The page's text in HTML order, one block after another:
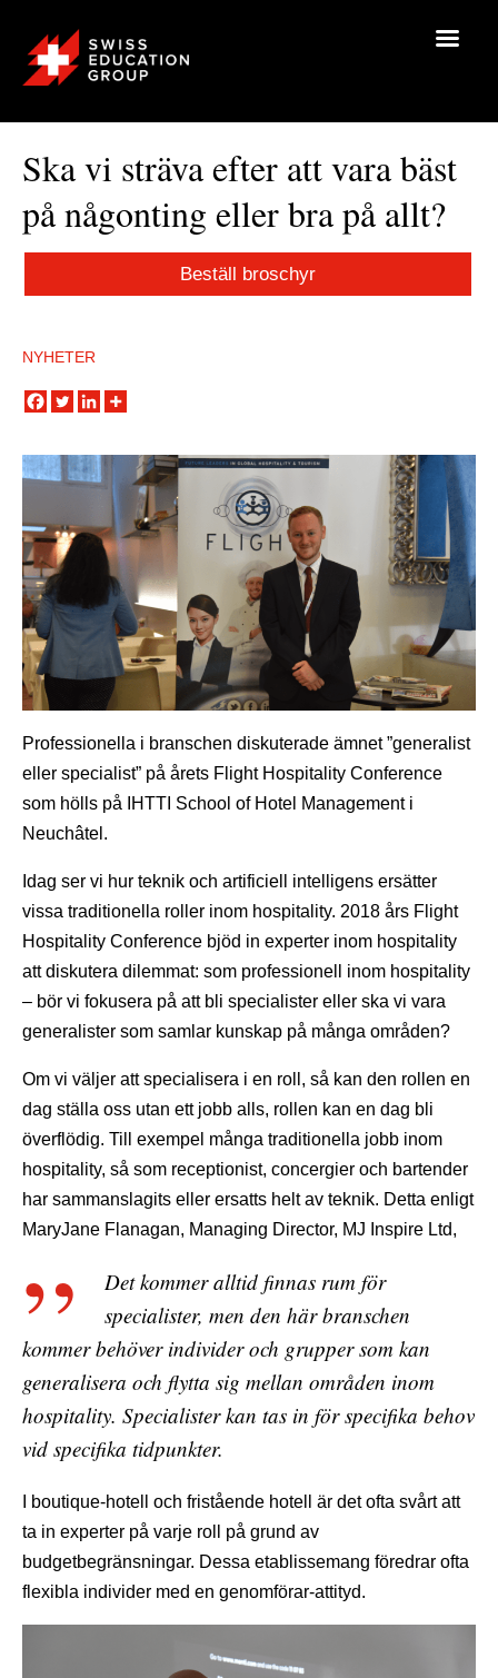
Ska vi sträva efter att vara bäst
på någonting eller bra på allt?
Beställ broschyr
NYHETER
Professionella i branschen diskuterade ämnet ”generalist
eller specialist” på årets Flight Hospitality Conference
som hölls på IHTTI School of Hotel Management i
Neuchâtel.
Idag ser vi hur teknik och artificiell intelligens ersätter
vissa traditionella roller inom hospitality. 2018 års Flight
Hospitality Conference bjöd in experter inom hospitality
att diskutera dilemmat: som professionell inom hospitality
– bör vi fokusera på att bli specialister eller ska vi vara
generalister som samlar kunskap på många områden?
Om vi väljer att specialisera i en roll, så kan den rollen en
dag ställa oss utan ett jobb alls, rollen kan en dag bli
överflödig. Till exempel många traditionella jobb inom
hospitality, så som receptionist, concergier och bartender
har sammanslagits eller ersatts helt av teknik. Detta enligt
MaryJane Flanagan, Managing Director, MJ Inspire Ltd,
Det kommer alltid finnas rum för
specialister, men den här branschen
kommer behöver individer och grupper som kan
generalisera och flytta sig mellan områden inom
hospitality. Specialister kan tas in för specifika behov
vid specifika tidpunkter.
I boutique-hotell och fristående hotell är det ofta svårt att
ta in experter på varje roll på grund av
budgetbegränsningar. Dessa etablissemang föredrar ofta
flexibla individer med en genomförar-attityd.